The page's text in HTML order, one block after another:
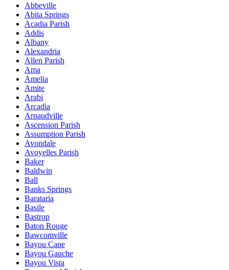
Abbeville
Abita Springs
Acadia Parish
Addis
Albany
Alexandria
Allen Parish
Ama
Amelia
Amite
Arabi
Arcadia
Arnaudville
Ascension Parish
Assumption Parish
Avondale
Avoyelles Parish
Baker
Baldwin
Ball
Banks Springs
Barataria
Basile
Bastrop
Baton Rouge
Bawcomville
Bayou Cane
Bayou Gauche
Bayou Vista